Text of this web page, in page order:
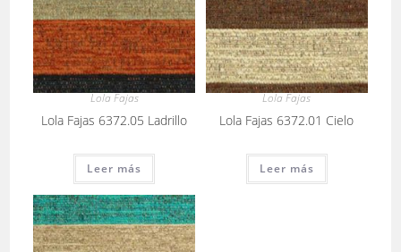
Lola Fajas
Lola Fajas 6372.05 Ladrillo
Leer más
Lola Fajas
Lola Fajas 6372.01 Cielo
Leer más